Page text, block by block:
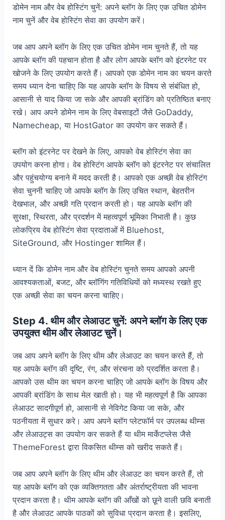
डोमेन नाम और वेब होस्टिंग चुनें: अपने ब्लॉग के लिए एक उचित डोमेन
नाम चुनें और वेब होस्टिंग सेवा का उपयोग करें।
जब आप अपने ब्लॉग के लिए एक उचित डोमेन नाम चुनते हैं, तो यह
आपके ब्लॉग की पहचान होता है और लोग आपके ब्लॉग को इंटरनेट पर
खोजने के लिए उपयोग करते हैं। आपको एक डोमेन नाम का चयन करते
समय ध्यान देना चाहिए कि यह आपके ब्लॉग के विषय से संबंधित हो,
आसानी से याद किया जा सके और आपकी ब्रांडिंग को प्रतिष्ठित बनाए
रखे। आप अपने डोमेन नाम के लिए वेबसाइटों जैसे GoDaddy,
Namecheap, या HostGator का उपयोग कर सकते हैं।
ब्लॉग को इंटरनेट पर देखने के लिए, आपको वेब होस्टिंग सेवा का
उपयोग करना होगा। वेब होस्टिंग आपके ब्लॉग को इंटरनेट पर संचालित
और पहुंचयोग्य बनाने में मदद करती है। आपको एक अच्छी वेब होस्टिंग
सेवा चुननी चाहिए जो आपके ब्लॉग के लिए उचित स्थान, बेहतरीन
देखभाल, और अच्छी गति प्रदान करती हो। यह आपके ब्लॉग की
सुरक्षा, स्थिरता, और प्रदर्शन में महत्वपूर्ण भूमिका निभाती है। कुछ
लोकप्रिय वेब होस्टिंग सेवा प्रदाताओं में Bluehost,
SiteGround, और Hostinger शामिल हैं।
ध्यान दें कि डोमेन नाम और वेब होस्टिंग चुनते समय आपको अपनी
आवश्यकताओं, बजट, और ब्लॉगिंग गतिविधियों को मध्यस्थ रखते हुए
एक अच्छी सेवा का चयन करना चाहिए।
Step 4. थीम और लेआउट चुनें: अपने ब्लॉग के लिए एक
उपयुक्त थीम और लेआउट चुनें।
जब आप अपने ब्लॉग के लिए थीम और लेआउट का चयन करते हैं, तो
यह आपके ब्लॉग की दृष्टि, रंग, और संरचना को प्रदर्शित करता है।
आपको उस थीम का चयन करना चाहिए जो आपके ब्लॉग के विषय और
आपकी ब्रांडिंग के साथ मेल खाती हो। यह भी महत्वपूर्ण है कि आपका
लेआउट सादगीपूर्ण हो, आसानी से नेविगेट किया जा सके, और
पठनीयता में सुधार करे। आप अपने ब्लॉग प्लेटफॉर्म पर उपलब्ध थीम्स
और लेआउट्स का उपयोग कर सकते हैं या थीम मार्केटप्लेस जैसे
ThemeForest द्वारा विकसित थीम्स को खरीद सकते हैं।
जब आप अपने ब्लॉग के लिए थीम और लेआउट का चयन करते हैं, तो
यह आपके ब्लॉग को एक व्यक्तिगतता और अंतर्राष्ट्रीयता की भावना
प्रदान करता है। थीम आपके ब्लॉग की आँखों को छूने वाली छवि बनाती
है और लेआउट आपके पाठकों को सुविधा प्रदान करता है। इसलिए,